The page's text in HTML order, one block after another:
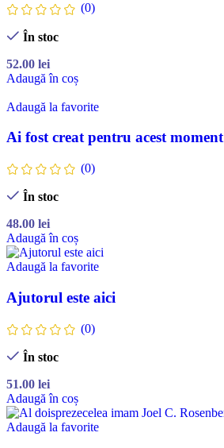
(0)
În stoc
52.00 lei
Adaugă în coș
Adaugă la favorite
Ai fost creat pentru acest moment
(0)
În stoc
48.00 lei
Adaugă în coș
Adaugă la favorite
Ajutorul este aici
(0)
În stoc
51.00 lei
Adaugă în coș
Adaugă la favorite